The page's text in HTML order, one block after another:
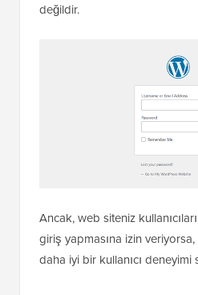
değildir.
Ancak, web siteniz
giriş yapmasına izin
daha iyi bir kullanıcı deneyimi